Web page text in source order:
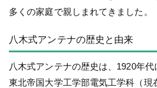
多くの家庭で親しまれてきました。
八木式アンテナの歴史と由来
八木式アンテナの歴史は、1920年代
東北帝国大学工学部電気工学科（現